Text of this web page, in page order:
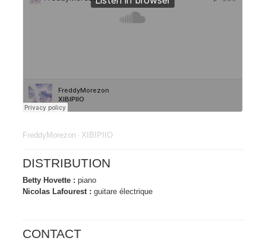
FreddyMorezon · XIBIPIIO
DISTRIBUTION
Betty Hovette : piano
Nicolas Lafourest : guitare électrique
CONTACT